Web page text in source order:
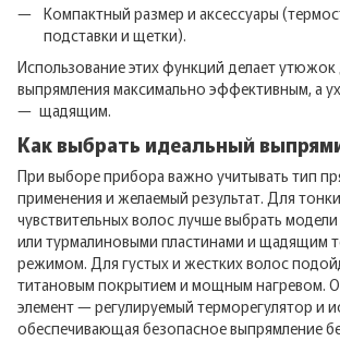
Компактный размер и аксессуары
подставки и щетки).
Использование этих функций делает
выпрямления максимально эффективным, а
— щадящим.
Как выбрать идеальный
При выборе прибора важно учитывать тип
применения и желаемый результат. Для
чувствительных волос лучше выбрать
или турмалиновыми пластинами и щадящим
режимом. Для густых и жестких волос
титановым покрытием и мощным нагревом.
элемент — регулируемый терморегулятор и
обеспечивающая безопасное выпрямление